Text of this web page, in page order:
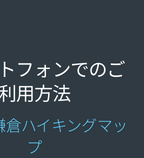
フォンでのご
用方法
倉ハイキングマッ
プ